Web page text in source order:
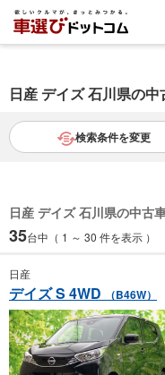
日産 デイズ 石川県の中
検索条件を変更
日産 デイズ 石川県の中古
35台中（ 1 ～ 30 件を表示 ）
日産
デイズ S 4WD （B46W）